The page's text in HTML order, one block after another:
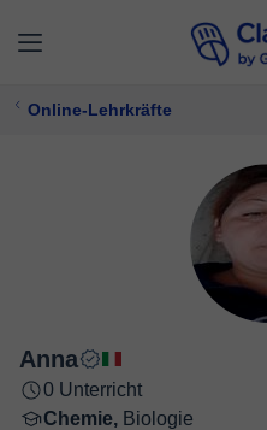
Online-Lehrkräfte
Anna
0 Unterricht
Chemie, Biologie